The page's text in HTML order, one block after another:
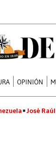
OPINIÓN
José